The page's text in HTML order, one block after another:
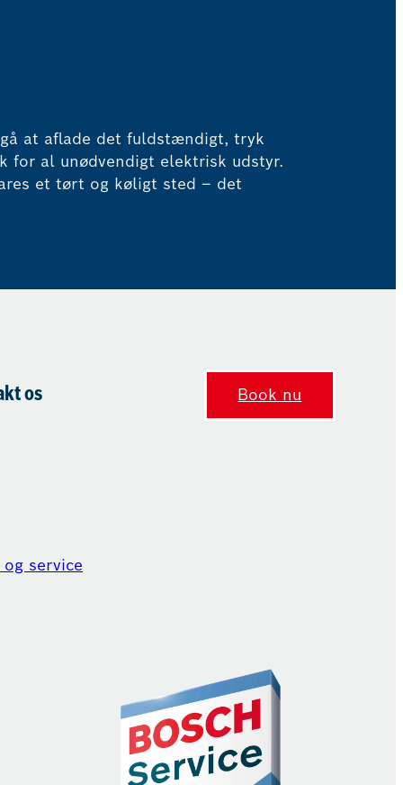
at aflade det fuldstændigt, tryk
for al unødvendigt elektrisk udstyr.
et tørt og køligt sted – det
os Book nu
service